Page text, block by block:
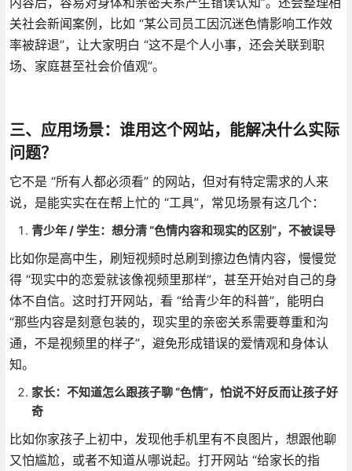
关社会新闻案例，比如 “某公司员工因沉迷色情影响工作效
率被辞退”，让大家明白 “这不是个人小事，还会关联到职
场、家庭甚至社会价值观”。
三、应用场景：谁用这个网站，能解决什么实际
问题？
它不是 “所有人都必须看” 的网站，但对有特定需求的人来
说，是能实实在在帮上忙的 “工具”，常见场景有这几个：
青少年 / 学生：想分清 “色情内容和现实的区别”，不被误导
比如你是高中生，刷短视频时总刷到擦边色情内容，慢慢觉
得 “现实中的恋爱就该像视频里那样”，甚至开始对自己的身
体不自信。这时打开网站，看 “给青少年的科普”，能明白
“那些内容是刻意包装的，现实里的亲密关系需要尊重和沟
通，不是视频里的样子”，避免形成错误的爱情观和身体认
知。
家长：不知道怎么跟孩子聊 “色情”，怕说不好反而让孩子好
奇
比如你家孩子上初中，发现他手机里有不良图片，想跟他聊
又怕尴尬，或者不知道从哪说起。打开网站 “给家长的指